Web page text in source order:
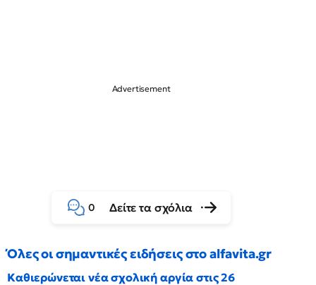
0 Δείτε τα σχόλια
Όλες οι σημαντικές ειδήσεις στο alfavita.gr
Καθιερώνεται νέα σχολική αργία στις 26